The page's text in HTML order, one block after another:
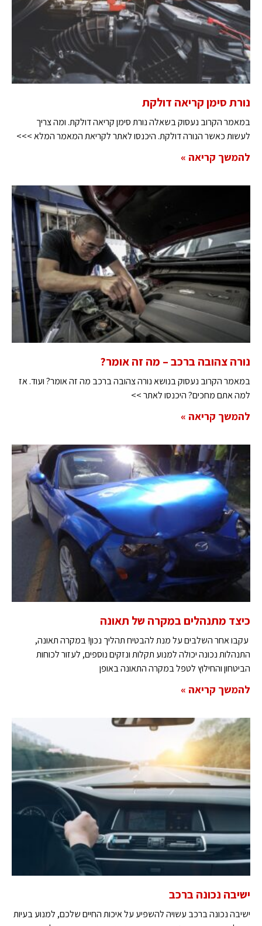
נורת סימן קריאה דולקת
במאמר הקרוב נעסוק בשאלה נורת סימן קריאה דולקת. ומה צריך
לעשות כאשר הנורה דולקת. היכנסו לאתר לקריאת המאמר המלא >>>
להמשך קריאה »
נורה צהובה ברכב – מה זה אומר?
במאמר הקרוב נעסוק בנושא נורה צהובה ברכב מה זה אומר? ועוד. אז
למה אתם מחכים? היכנסו לאתר >>
להמשך קריאה »
כיצד מתנהלים במקרה של תאונה
עקבו אחר השלבים על מנת להבטיח תהליך נכון! במקרה תאונה,
התנהלות נכונה יכולה למנוע תקלות ונזקים נוספים, לעזור לכוחות
הביטחון והחילוץ לטפל במקרה התאונה באופן
להמשך קריאה »
ישיבה נכונה ברכב
ישיבה נכונה ברכב עשויה להשפיע על איכות החיים שלכם, למנוע בעיות